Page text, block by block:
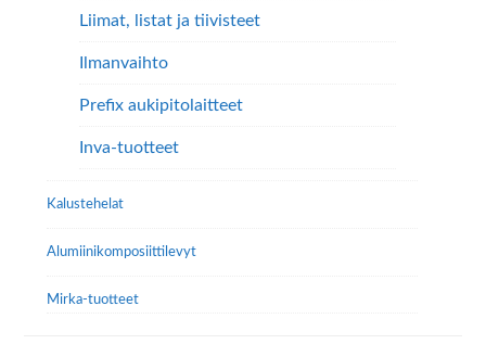
Liimat, listat ja tiivisteet
Ilmanvaihto
Prefix aukipitolaitteet
Inva-tuotteet
Kalustehelat
Alumiini­komposiitti­levyt
Mirka-tuotteet